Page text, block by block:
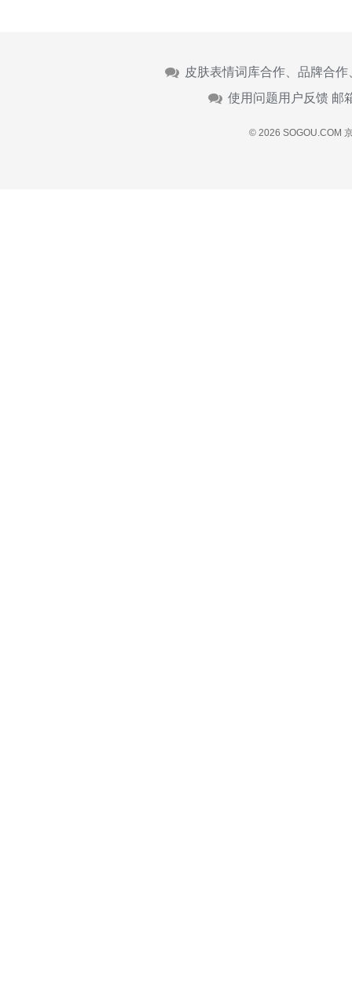
皮肤表情词库合作、品牌合
使用问题用户反馈 邮
© 2026 SOGOU.COM